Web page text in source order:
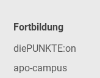
Fortbildung
diePUNKTE:on
apo-campus